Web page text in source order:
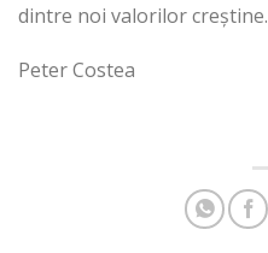
dintre noi valorilor creștine.
Peter Costea